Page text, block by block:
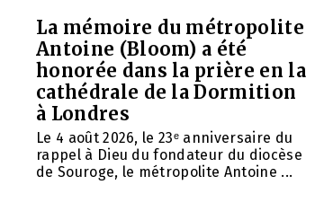
La mémoire du métropolite
Antoine (Bloom) a été
honorée dans la prière en la
cathédrale de la Dormition
à Londres
Le 4 août 2026, le 23ᵉ anniversaire du
rappel à Dieu du fondateur du diocèse
de Souroge, le métropolite Antoine ...